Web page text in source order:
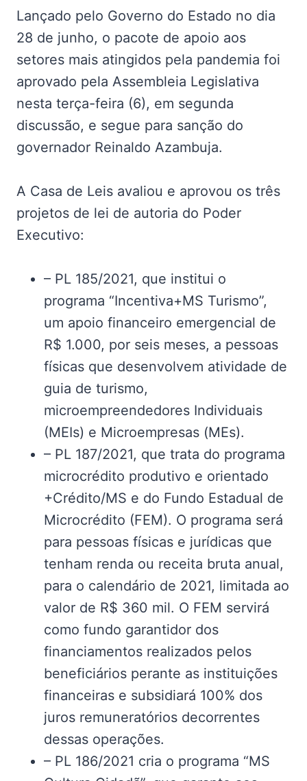
Lançado pelo Governo do Estado no dia
28 de junho, o pacote de apoio aos
setores mais atingidos pela pandemia foi
aprovado pela Assembleia Legislativa
nesta terça-feira (6), em segunda
discussão, e segue para sanção do
governador Reinaldo Azambuja.
A Casa de Leis avaliou e aprovou os três
projetos de lei de autoria do Poder
Executivo:
– PL 185/2021, que institui o
programa “Incentiva+MS Turismo”,
um apoio financeiro emergencial de
R$ 1.000, por seis meses, a pessoas
físicas que desenvolvem atividade de
guia de turismo,
microempreendedores Individuais
(MEIs) e Microempresas (MEs).
– PL 187/2021, que trata do programa
microcrédito produtivo e orientado
+Crédito/MS e do Fundo Estadual de
Microcrédito (FEM). O programa será
para pessoas físicas e jurídicas que
tenham renda ou receita bruta anual,
para o calendário de 2021, limitada ao
valor de R$ 360 mil. O FEM servirá
como fundo garantidor dos
financiamentos realizados pelos
beneficiários perante as instituições
financeiras e subsidiará 100% dos
juros remuneratórios decorrentes
dessas operações.
– PL 186/2021 cria o programa “MS